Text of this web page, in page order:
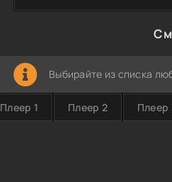
Выбирайте из списка
Плеер 1 Плеер 2 Плеер